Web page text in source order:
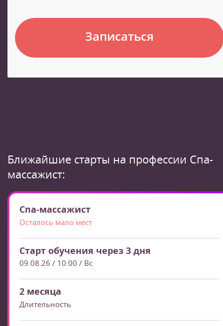
Записаться
Ближайшие старты на профессии Спа-
массажист:
Спа-массажист
Осталось мало мест
Старт обучения через 3 дня
09.08.26 / 10:00 / Вс
2 месяца
Длительность